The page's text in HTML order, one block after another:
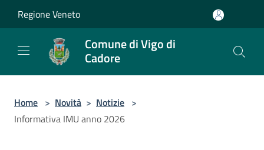
Regione Veneto
Comune di Vigo di
Cadore
Home > Novità > Notizie >
Informativa IMU anno 2026